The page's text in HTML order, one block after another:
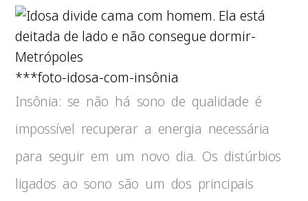
***foto-idosa-com-insônia
Insônia: se não há sono de qualidade é
impossível recuperar a energia necessária
para seguir em um novo dia. Os distúrbios
ligados ao sono são um dos principais